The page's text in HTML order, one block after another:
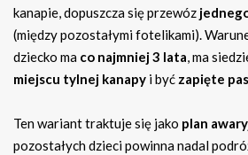
kanapie, dopuszcza się przewóz
(między pozostałymi fotelikami).
dziecko ma co najmniej 3 lata, ma
miejscu tylnej kanapy i być zapięte
Ten wariant traktuje się jako plan
pozostałych dzieci powinna nadal